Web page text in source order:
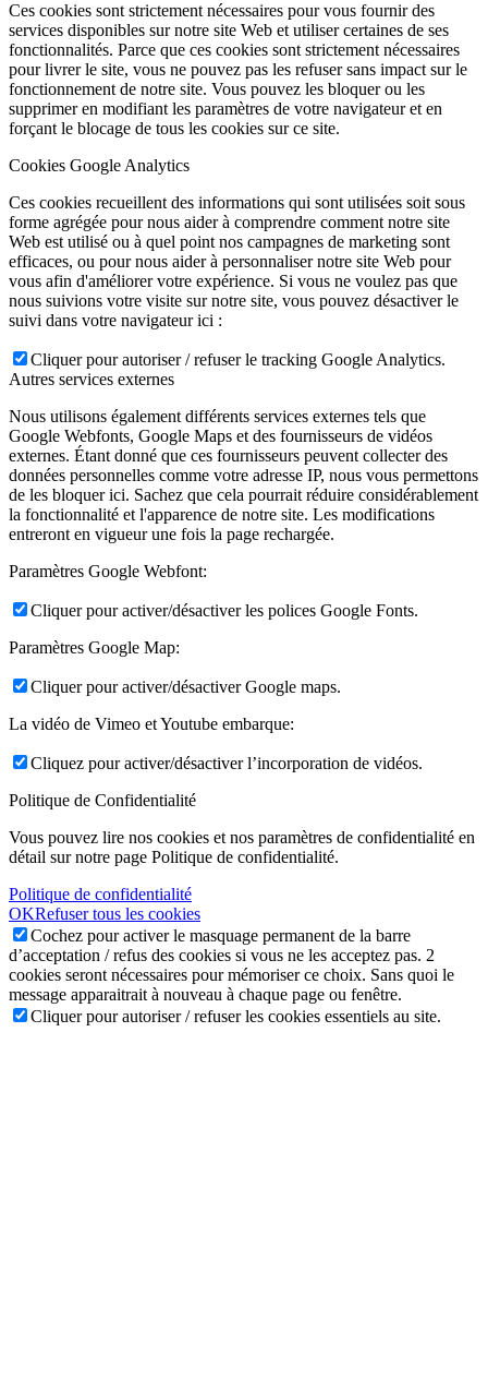
Ces cookies sont strictement nécessaires pour vous fournir des
services disponibles sur notre site Web et utiliser certaines de ses
fonctionnalités. Parce que ces cookies sont strictement nécessaires
pour livrer le site, vous ne pouvez pas les refuser sans impact sur le
fonctionnement de notre site. Vous pouvez les bloquer ou les
supprimer en modifiant les paramètres de votre navigateur et en
forçant le blocage de tous les cookies sur ce site.
Cookies Google Analytics
Ces cookies recueillent des informations qui sont utilisées soit sous
forme agrégée pour nous aider à comprendre comment notre site
Web est utilisé ou à quel point nos campagnes de marketing sont
efficaces, ou pour nous aider à personnaliser notre site Web pour
vous afin d'améliorer votre expérience. Si vous ne voulez pas que
nous suivions votre visite sur notre site, vous pouvez désactiver le
suivi dans votre navigateur ici :
Cliquer pour autoriser / refuser le tracking Google Analytics.
Autres services externes
Nous utilisons également différents services externes tels que
Google Webfonts, Google Maps et des fournisseurs de vidéos
externes. Étant donné que ces fournisseurs peuvent collecter des
données personnelles comme votre adresse IP, nous vous permettons
de les bloquer ici. Sachez que cela pourrait réduire considérablement
la fonctionnalité et l'apparence de notre site. Les modifications
entreront en vigueur une fois la page rechargée.
Paramètres Google Webfont:
Cliquer pour activer/désactiver les polices Google Fonts.
Paramètres Google Map:
Cliquer pour activer/désactiver Google maps.
La vidéo de Vimeo et Youtube embarque:
Cliquez pour activer/désactiver l’incorporation de vidéos.
Politique de Confidentialité
Vous pouvez lire nos cookies et nos paramètres de confidentialité en
détail sur notre page Politique de confidentialité.
Politique de confidentialité
OKRefuser tous les cookies
Cochez pour activer le masquage permanent de la barre
d’acceptation / refus des cookies si vous ne les acceptez pas. 2
cookies seront nécessaires pour mémoriser ce choix. Sans quoi le
message apparaitrait à nouveau à chaque page ou fenêtre.
Cliquer pour autoriser / refuser les cookies essentiels au site.